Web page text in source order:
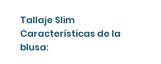
Tallaje Slim
Características de la
blusa: